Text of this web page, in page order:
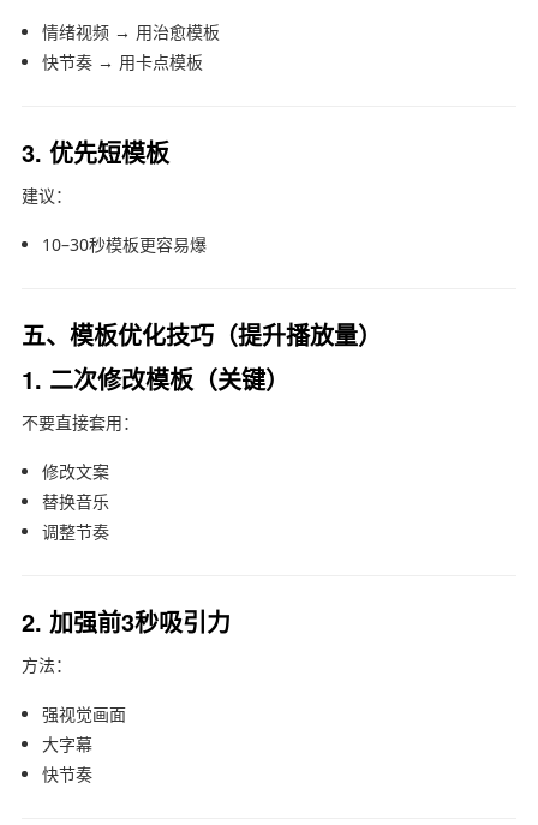
情绪视频 → 用治愈模板
快节奏 → 用卡点模板
3. 优先短模板
建议：
10–30秒模板更容易爆
五、模板优化技巧（提升播放量）
1. 二次修改模板（关键）
不要直接套用：
修改文案
替换音乐
调整节奏
2. 加强前3秒吸引力
方法：
强视觉画面
大字幕
快节奏